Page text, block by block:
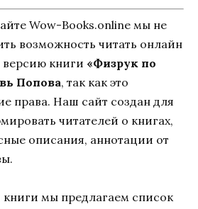
Wow-Books.online мы не
возможность читать онлайн
версию книги «Физрук по
Попова, так как это
права. Наш сайт создан для
читателей о книгах,
описания, аннотации от
мы предлагаем список